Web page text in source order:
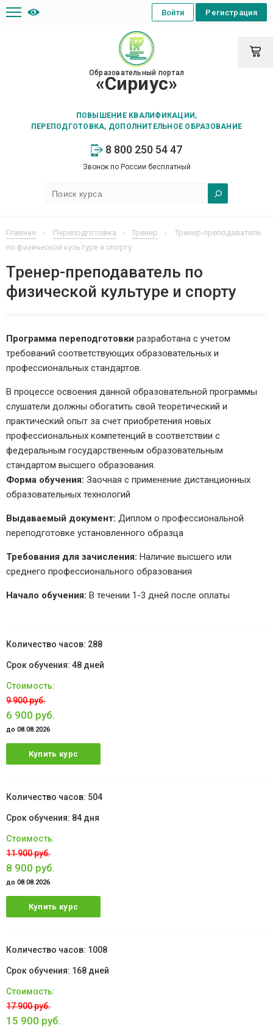
Образовательный портал
«Сириус»
ПОВЫШЕНИЕ КВАЛИФИКАЦИИ,
ПЕРЕПОДГОТОВКА, ДОПОЛНИТЕЛЬНОЕ ОБРАЗОВАНИЕ
8 800 250 54 47
Звонок по России бесплатный
Регистрация
Войти
Главная Переподготовка Тренер
Тренер-преподаватель
по физической культуре и спорту
Тренер-преподаватель по
физической культуре и спорту
Программа переподготовки разработана с учетом
требований соответствующих образовательных и
профессиональных стандартов.
В процессе освоения данной образовательной программы
слушатели должны обогатить свой теоретический и
практический опыт за счет приобретения новых
профессиональных компетенций в соответствии с
федеральным государственным образовательным
стандартом высшего образования.
Форма обучения: Заочная с применение дистанционных
образовательных технологий
Выдаваемый документ: Диплом о профессиональной
переподготовке установленного образца
Требования для зачисления: Наличие высшего или
среднего профессионального образования
Начало обучения: В течении 1-3 дней после оплаты
288
48 дней
9 900 руб.
6 900 руб.
до 08.08.2026
Купить курс
504
84 дня
11 900 руб.
8 900 руб.
до 08.08.2026
Купить курс
1008
168 дней
17 900 руб.
15 900 руб.